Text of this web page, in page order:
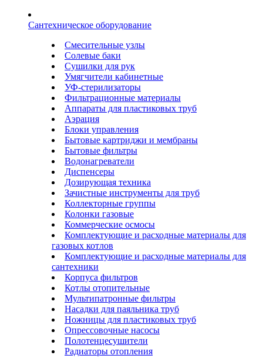
Сантехническое оборудование
Смесительные узлы
Солевые баки
Сушилки для рук
Умягчители кабинетные
УФ-стерилизаторы
Фильтрационные материалы
Аппараты для пластиковых труб
Аэрация
Блоки управления
Бытовые картриджи и мембраны
Бытовые фильтры
Водонагреватели
Диспенсеры
Дозирующая техника
Зачистные инструменты для труб
Коллекторные группы
Колонки газовые
Коммерческие осмосы
Комплектующие и расходные материалы для
газовых котлов
Комплектующие и расходные материалы для
сантехники
Корпуса фильтров
Котлы отопительные
Мультипатронные фильтры
Насадки для паяльника труб
Ножницы для пластиковых труб
Опрессовочные насосы
Полотенцесушители
Радиаторы отопления